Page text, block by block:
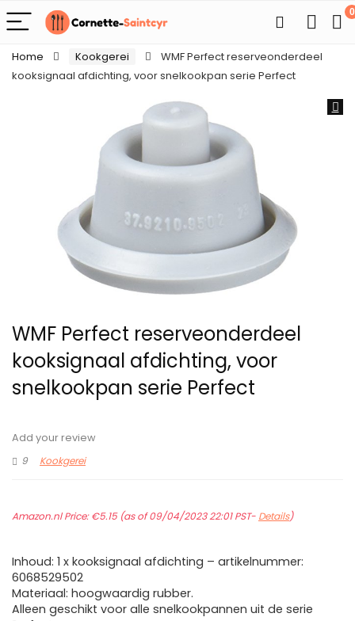
0
Home Kookgerei
WMF Perfect reserveonderdeel
kooksignaal afdichting, voor snelkookpan serie Perfect
WMF Perfect reserveonderdeel
kooksignaal afdichting, voor
snelkookpan serie Perfect
Add your review
9
Kookgerei
Amazon.nl Price:€5.15(as of 09/04/2023 22:01 PST- Details)
Inhoud: 1 x kooksignaal afdichting – artikelnummer:
6068529502
Materiaal: hoogwaardig rubber.
Alleen geschikt voor alle snelkookpannen uit de serie